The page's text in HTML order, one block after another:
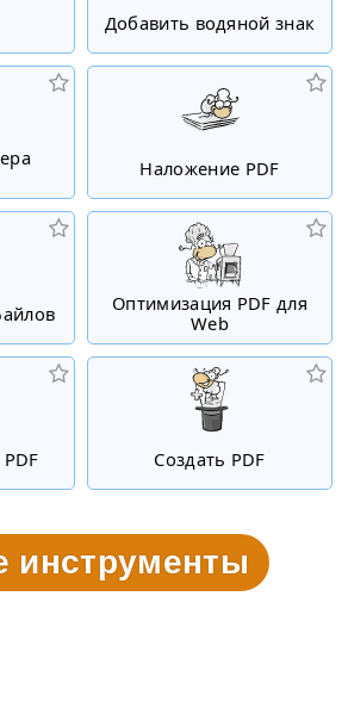
Добавить водяной знак
Наложение PDF
Оптимизация PDF для
Web
Создать PDF
инструменты